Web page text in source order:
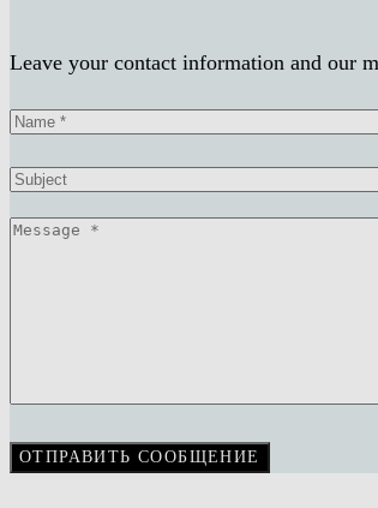
Leave your contact information and our